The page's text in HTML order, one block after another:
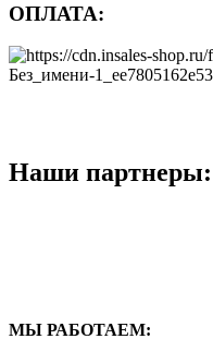
ОПЛАТА:
Наши партнеры:
МЫ РАБОТАЕМ: